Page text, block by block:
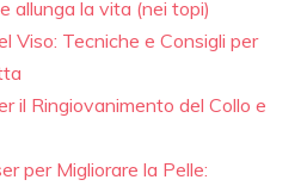
allunga la vita (nei topi)
Viso: Tecniche e Consigli per
il Ringiovanimento del Collo e
per Migliorare la Pelle: